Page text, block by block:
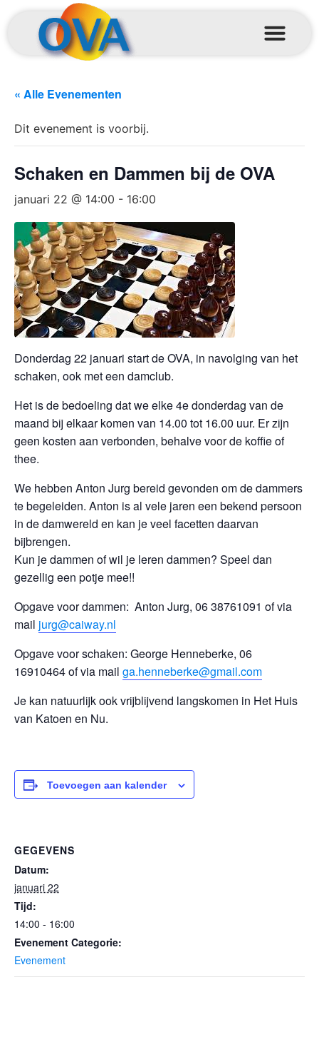
« Alle Evenementen
Dit evenement is voorbij.
Schaken en Dammen bij de OVA
januari 22 @ 14:00 - 16:00
Donderdag 22 januari start de OVA, in navolging van het
schaken, ook met een damclub.
Het is de bedoeling dat we elke 4e donderdag van de
maand bij elkaar komen van 14.00 tot 16.00 uur. Er zijn
geen kosten aan verbonden, behalve voor de koffie of
thee.
We hebben Anton Jurg bereid gevonden om de dammers
te begeleiden. Anton is al vele jaren een bekend persoon
in de damwereld en kan je veel facetten daarvan
bijbrengen.
Kun je dammen of wil je leren dammen? Speel dan
gezellig een potje mee!!
Opgave voor dammen: Anton Jurg, 06 38761091 of via
mail jurg@caiway.nl
Opgave voor schaken: George Henneberke, 06
16910464 of via mail ga.henneberke@gmail.com
Je kan natuurlijk ook vrijblijvend langskomen in Het Huis
van Katoen en Nu.
Toevoegen aan kalender
GEGEVENS
Datum:
januari 22
Tijd:
14:00 - 16:00
Evenement Categorie:
Evenement